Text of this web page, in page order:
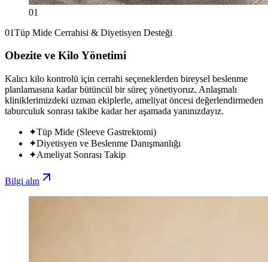
01
01Tüp Mide Cerrahisi & Diyetisyen Desteği
Obezite ve Kilo Yönetimi
Kalıcı kilo kontrolü için cerrahi seçeneklerden bireysel beslenme
planlamasına kadar bütüncül bir süreç yönetiyoruz. Anlaşmalı
kliniklerimizdeki uzman ekiplerle, ameliyat öncesi değerlendirmeden
taburculuk sonrası takibe kadar her aşamada yanınızdayız.
✦Tüp Mide (Sleeve Gastrektomi)
✦Diyetisyen ve Beslenme Danışmanlığı
✦Ameliyat Sonrası Takip
Bilgi alın